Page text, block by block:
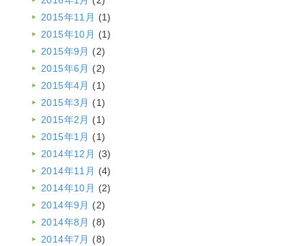
2015年11月 (1)
2015年10月 (1)
2015年9月 (2)
2015年6月 (2)
2015年4月 (1)
2015年3月 (1)
2015年2月 (1)
2015年1月 (1)
2014年12月 (3)
2014年11月 (4)
2014年10月 (2)
2014年9月 (2)
2014年8月 (8)
2014年7月 (8)